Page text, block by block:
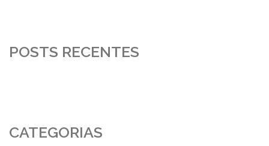
POSTS RECENTES
CATEGORIAS